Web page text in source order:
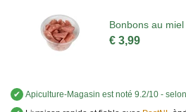
Bonbons au
€ 3,99
✔ Apiculture-Magasin est noté 9.2/10 -